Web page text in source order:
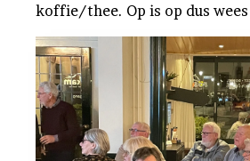
koffie/thee. Op is op dus